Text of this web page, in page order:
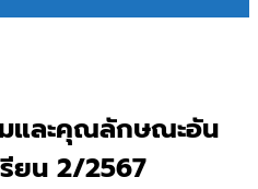
และคุณลักษณะอัน
ยน 2/2567